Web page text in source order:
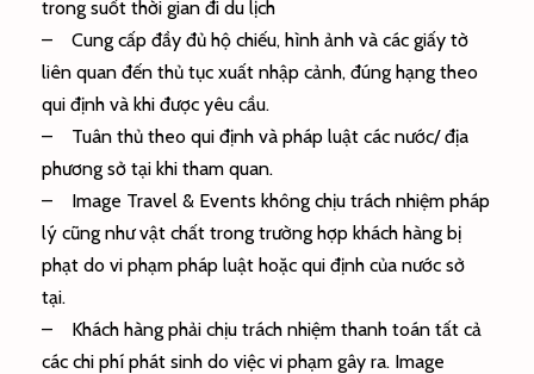
trong suốt thời gian đi du lịch
– Cung cấp đầy đủ hộ chiếu, hình ảnh và các giấy tờ
liên quan đến thủ tục xuất nhập cảnh, đúng hạng theo
qui định và khi được yêu cầu.
– Tuân thủ theo qui định và pháp luật các nước/ địa
phương sở tại khi tham quan.
– Image Travel & Events không chịu trách nhiệm pháp
lý cũng như vật chất trong trường hợp khách hàng bị
phạt do vi phạm pháp luật hoặc qui định của nước sở
tại.
– Khách hàng phải chịu trách nhiệm thanh toán tất cả
các chi phí phát sinh do việc vi phạm gây ra. Image